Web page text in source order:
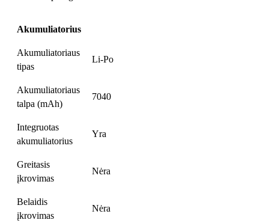
Akumuliatorius
Akumuliatoriaus
tipas
Li-Po
Akumuliatoriaus
talpa (mAh)
7040
Integruotas
akumuliatorius
Yra
Greitasis
įkrovimas
Nėra
Belaidis
įkrovimas
Nėra